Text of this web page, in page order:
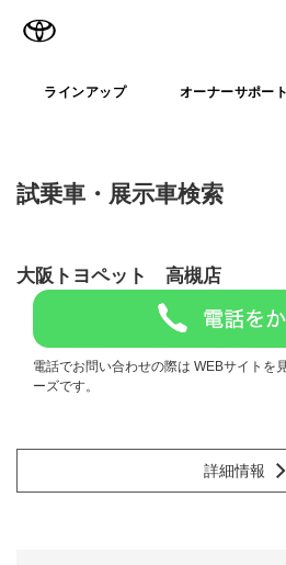
ラインアップ オーナーサポート
試乗車・展示車検索
大阪トヨペット 高槻店
電話でお問い合わせの際は WEBサイトを
ーズです。
詳細情報